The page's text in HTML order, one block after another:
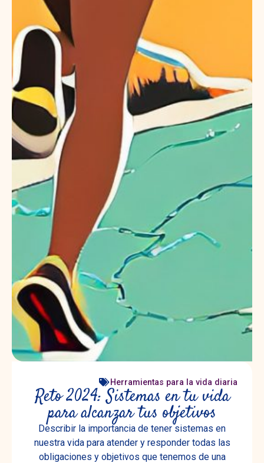
Herramientas para la vida diaria
Reto 2024: Sistemas en tu vida
para alcanzar tus objetivos
Describir la importancia de tener sistemas en
nuestra vida para atender y responder todas las
obligaciones y objetivos que tenemos de una